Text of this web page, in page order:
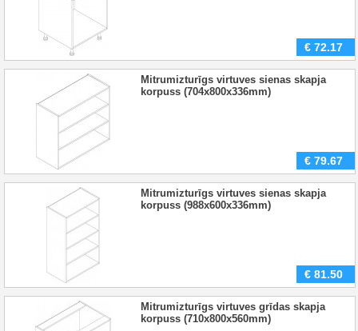
€ 72.17
Mitrumizturīgs virtuves sienas skapja
korpuss (704x800x336mm)
€ 79.67
Mitrumizturīgs virtuves sienas skapja
korpuss (988x600x336mm)
€ 81.50
Mitrumizturīgs virtuves grīdas skapja
korpuss (710x800x560mm)